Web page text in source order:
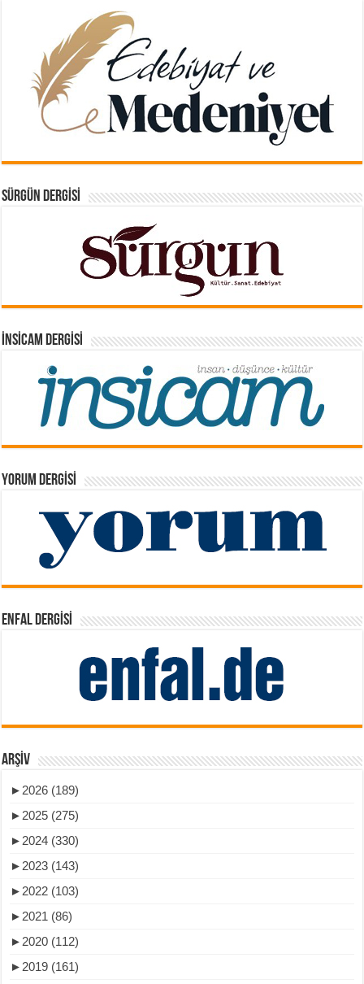
SÜRGÜN DERGISI
İNSICAM DERGISI
YORUM DERGISI
ENFAL DERGISI
ARŞIV
► 2026 (189)
► 2025 (275)
► 2024 (330)
► 2023 (143)
► 2022 (103)
► 2021 (86)
► 2020 (112)
► 2019 (161)